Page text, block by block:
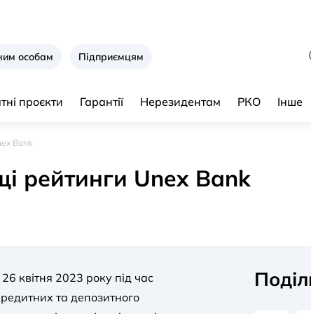
особам Підприємцям
проєкти Гарантії Нерезидентам РКО Інше
Bank
рейтинги Unex Bank
квітня 2023 року під час
та депозитного